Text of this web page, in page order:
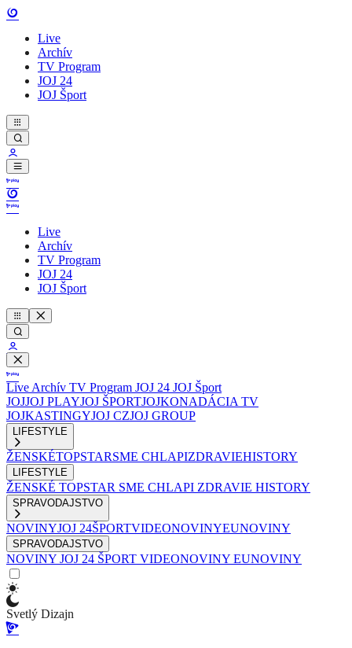
Live
Archív
TV Program
JOJ 24
JOJ Šport
Live
Archív
TV Program
JOJ 24
JOJ Šport
Live Archív TV Program JOJ 24 JOJ Šport
JOJJOJ PLAYJOJ ŠPORTJOJKONADÁCIA TV
JOJKASTINGYJOJ CZJOJ GROUP
LIFESTYLE
ŽENSKÉTOPSTARSME CHLAPIZDRAVIEHISTORY
LIFESTYLE
ŽENSKÉ TOPSTAR SME CHLAPI ZDRAVIE HISTORY
SPRAVODAJSTVO
NOVINYJOJ 24ŠPORTVIDEONOVINYEUNOVINY
SPRAVODAJSTVO
NOVINY JOJ 24 ŠPORT VIDEONOVINY EUNOVINY
Svetlý Dizajn